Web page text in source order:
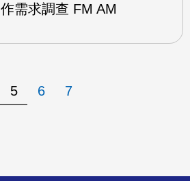
需求調查 FM AM
5 6 7